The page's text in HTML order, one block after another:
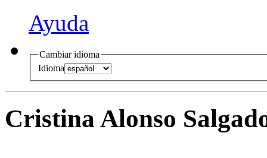
Ayuda
Cambiar idioma
Idioma
Cristina Alonso